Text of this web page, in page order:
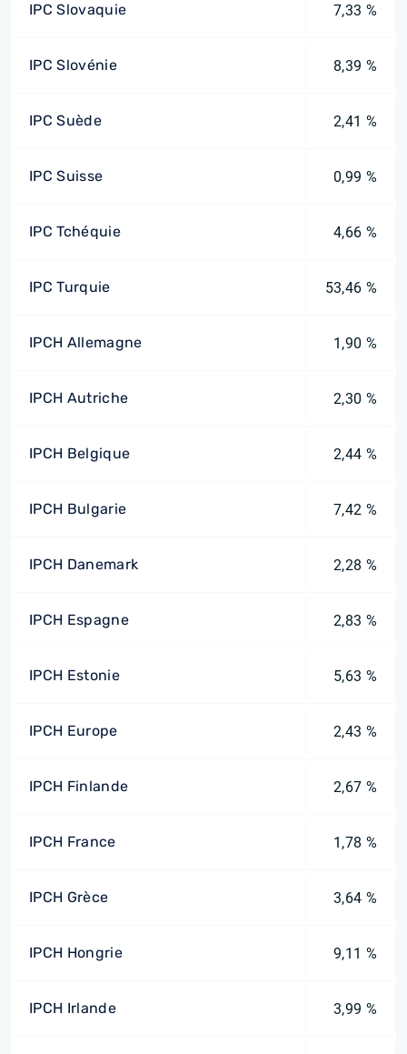
IPC Slovaquie 7,33 %
IPC Slovénie 8,39 %
IPC Suède 2,41 %
IPC Suisse 0,99 %
IPC Tchéquie 4,66 %
IPC Turquie 53,46 %
IPCH Allemagne 1,90 %
IPCH Autriche 2,30 %
IPCH Belgique 2,44 %
IPCH Bulgarie 7,42 %
IPCH Danemark 2,28 %
IPCH Espagne 2,83 %
IPCH Estonie 5,63 %
IPCH Europe 2,43 %
IPCH Finlande 2,67 %
IPCH France 1,78 %
IPCH Grèce 3,64 %
IPCH Hongrie 9,11 %
IPCH Irlande 3,99 %